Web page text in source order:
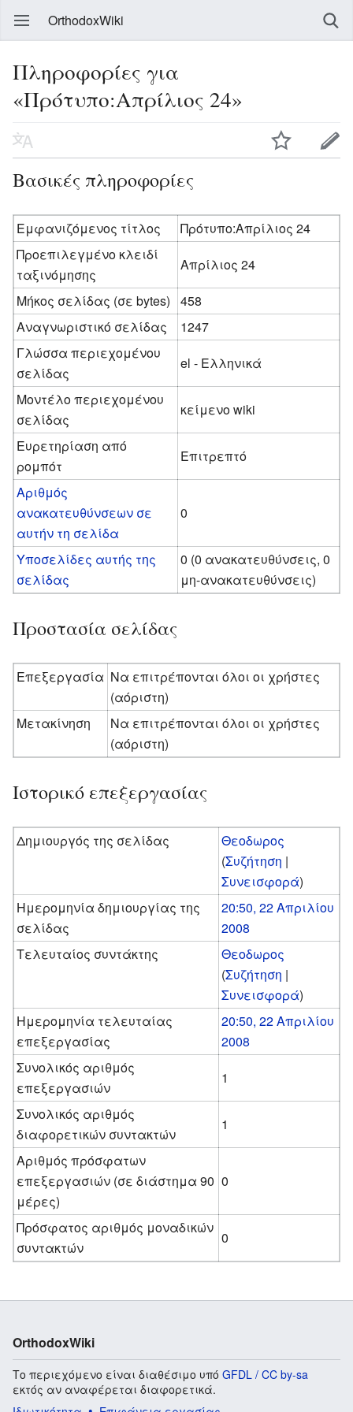
OrthodoxWiki
Πληροφορίες για
«Πρότυπο:Απρίλιος 24»
Βασικές πληροφορίες
Εμφανιζόμενος τίτλος
Πρότυπο:Απρίλιος 24
Προεπιλεγμένο κλειδί
ταξινόμησης
Απρίλιος 24
Μήκος σελίδας (σε bytes)
458
Αναγνωριστικό σελίδας
1247
Γλώσσα περιεχομένου
σελίδας
el - Ελληνικά
Μοντέλο περιεχομένου
σελίδας
κείμενο wiki
Ευρετηρίαση από
ρομπότ
Επιτρεπτό
Αριθμός
ανακατευθύνσεων σε
αυτήν τη σελίδα
0
Υποσελίδες αυτής της
σελίδας
0 (0 ανακατευθύνσεις, 0
μη-ανακατευθύνσεις)
Προστασία σελίδας
Επεξεργασία Να επιτρέπονται όλοι οι χρήστες
(αόριστη)
Μετακίνηση
Να επιτρέπονται όλοι οι χρήστες
(αόριστη)
Ιστορικό επεξεργασίας
Δημιουργός της σελίδας
Θεοδωρος
(Συζήτηση |
Συνεισφορά)
Ημερομηνία δημιουργίας της
σελίδας
20:50, 22 Απριλίου
2008
Τελευταίος συντάκτης
Θεοδωρος
(Συζήτηση |
Συνεισφορά)
Ημερομηνία τελευταίας
επεξεργασίας
20:50, 22 Απριλίου
2008
Συνολικός αριθμός
επεξεργασιών
1
Συνολικός αριθμός
διαφορετικών συντακτών
1
Αριθμός πρόσφατων
επεξεργασιών (σε διάστημα 90
μέρες)
0
Πρόσφατος αριθμός μοναδικών
συντακτών
0
OrthodoxWiki
Το περιεχόμενο είναι διαθέσιμο υπό GFDL / CC by-sa
εκτός αν αναφέρεται διαφορετικά.